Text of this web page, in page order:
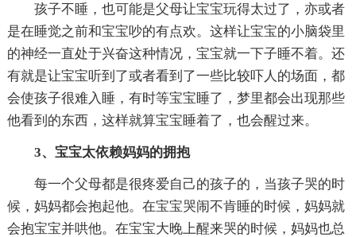
孩子不睡，也可能是父母让宝宝玩得太过了，亦或者
是在睡觉之前和宝宝吵的有点欢。这样让宝宝的小脑袋里
的神经一直处于兴奋这种情况，宝宝就一下子睡不着。还
有就是让宝宝听到了或者看到了一些比较吓人的场面，都
会使孩子很难入睡，有时等宝宝睡了，梦里都会出现那些
他看到的东西，这样就算宝宝睡着了，也会醒过来。
3、宝宝太依赖妈妈的拥抱
每一个父母都是很疼爱自己的孩子的，当孩子哭的时
候，妈妈都会抱起他。在宝宝哭闹不肯睡的时候，妈妈就
会抱宝宝并哄他。在宝宝大晚上醒来哭的时候，妈妈也总